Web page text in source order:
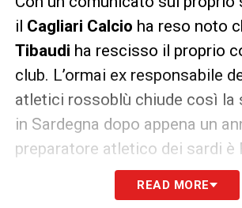
il Cagliari Calcio ha reso noto
Tibaudi ha rescisso il proprio
club. L’ormai ex responsabile
atletici rossoblù chiude così la
in Sardegna dopo appena un
preparatore atletico dei sardi è
, trentacinquenne
esperienze negli staff di
READ MORE